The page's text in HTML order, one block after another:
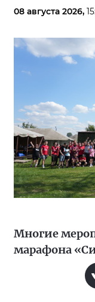
08 августа 2026,
Многие
марафона